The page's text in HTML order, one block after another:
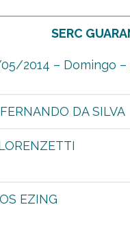
SERC
2014 – Domingo
DA SILVA
EZING